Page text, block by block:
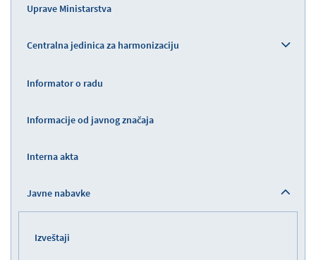
Uprave Ministarstva
Centralna jedinica za harmonizaciju
Informator o radu
Informacije od javnog značaja
Interna akta
Javne nabavke
Izveštaji